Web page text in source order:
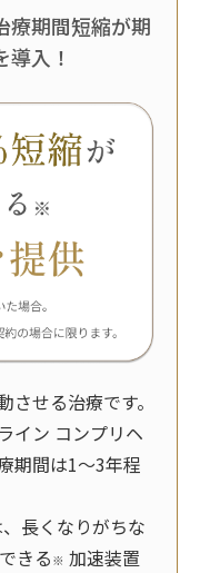
療期間短縮が期
入！
せる治療です。
イン コンプリヘ
期間は1～3年程
長くなりがちな
きる ※ 加速装置